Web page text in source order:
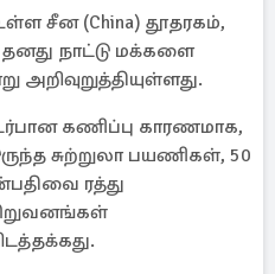
சீன (China) தூதரகம்,
தனது நாட்டு மக்களை
அறிவுறுத்தியுள்ளது.
கணிப்பு காரணமாக,
சுற்றுலா பயணிகள், 50
ரத்து